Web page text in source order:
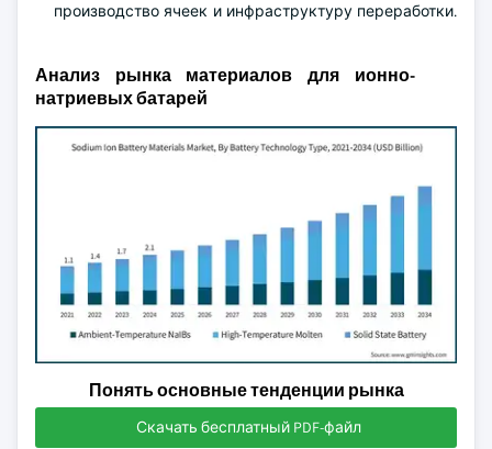
производство ячеек и инфраструктуру переработки.
Анализ рынка материалов для ионно-
натриевых батарей
Понять основные тенденции рынка
Скачать бесплатный PDF-файл